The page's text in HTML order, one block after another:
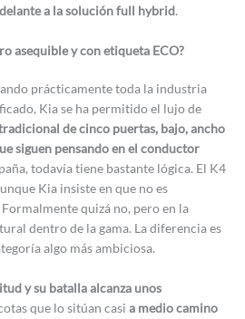
a la solución full hybrid.
asequible y con etiqueta ECO?
prácticamente toda la industria
Kia se ha permitido el lujo de
de cinco puertas, bajo, ancho
siguen pensando en el conductor
todavía tiene bastante lógica. El K4
Kia insiste en que no es
quizá no, pero en la
dentro de la gama. La diferencia es
algo más ambiciosa.
y su batalla alcanza unos
que lo sitúan casi a medio camino